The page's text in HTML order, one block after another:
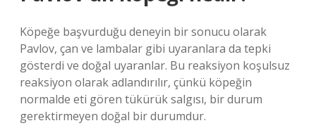
Köpeğe başvurduğu deneyin bir sonucu olarak
Pavlov, çan ve lambalar gibi uyaranlara da tepki
gösterdi ve doğal uyaranlar. Bu reaksiyon koşulsuz
reaksiyon olarak adlandırılır, çünkü köpeğin
normalde eti gören tükürük salgısı, bir durum
gerektirmeyen doğal bir durumdur.